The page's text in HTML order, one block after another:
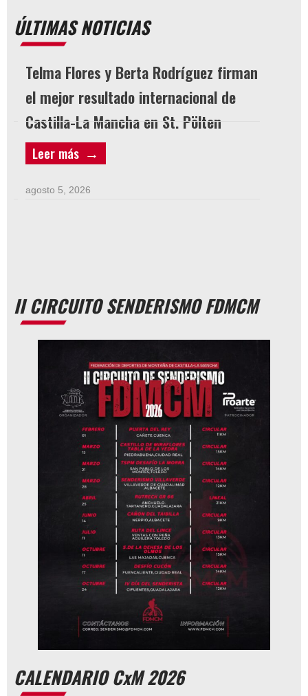
ÚLTIMAS NOTICIAS
Telma Flores y Berta Rodríguez firman
el mejor resultado internacional de
Castilla-La Mancha en St. Pölten
agosto 5, 2026
Leer más
II CIRCUITO SENDERISMO FDMCM
CALENDARIO CxM 2026